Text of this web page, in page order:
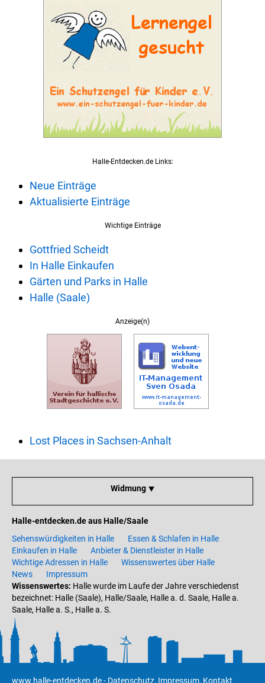
Halle-Entdecken.de Links:
Neue Einträge
Aktualisierte Einträge
Wichtige Einträge
Gottfried Scheidt
In Halle Einkaufen
Gärten und Parks in Halle
Halle (Saale)
Anzeige(n)
Lost Places in Sachsen-Anhalt
Widmung ⯆
Halle-entdecken.de aus Halle/Saale
Sehenswürdigkeiten in Halle
Essen & Schlafen in Halle
Einkaufen in Halle
Anbieter & Dienstleister in Halle
Wichtige Adressen in Halle
Wissenswertes über Halle
News
Impressum
Wissenswertes: Halle wurde im Laufe der Jahre verschiedenst
bezeichnet: Halle (Saale), Halle/Saale, Halle a. d. Saale, Halle a.
Saale, Halle a. S., Halle a. S.
www.halle-entdecken.de- Datenschutz, Impressum, Kontakt